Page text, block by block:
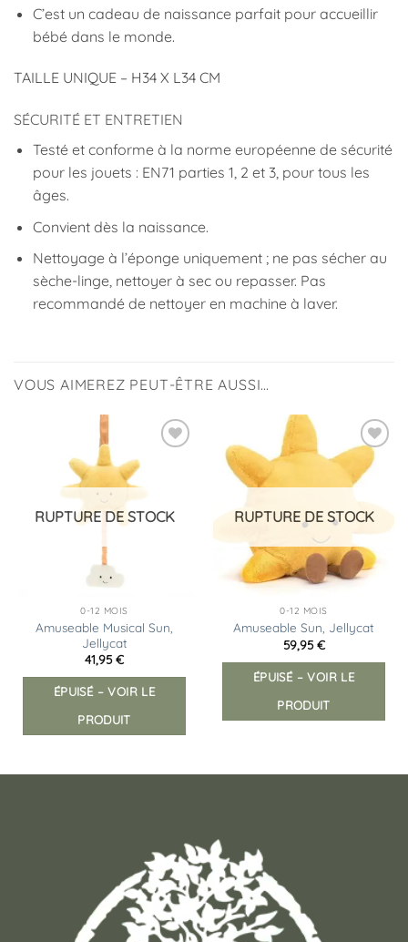
C’est un cadeau de naissance parfait pour accueillir
bébé dans le monde.
TAILLE UNIQUE – H34 X L34 CM
SÉCURITÉ ET ENTRETIEN
Testé et conforme à la norme européenne de sécurité
pour les jouets : EN71 parties 1, 2 et 3, pour tous les
âges.
Convient dès la naissance.
Nettoyage à l’éponge uniquement ; ne pas sécher au
sèche-linge, nettoyer à sec ou repasser. Pas
recommandé de nettoyer en machine à laver.
VOUS AIMEREZ PEUT-ÊTRE AUSSI…
RUPTURE DE STOCK
0-12 MOIS
Amuseable Musical Sun,
Jellycat
41,95€
ÉPUISÉ – VOIR LE
PRODUIT
Ajouter
à la
liste
RUPTURE DE STOCK
0-12 MOIS
Amuseable Sun, Jellycat
59,95€
ÉPUISÉ – VOIR LE
PRODUIT